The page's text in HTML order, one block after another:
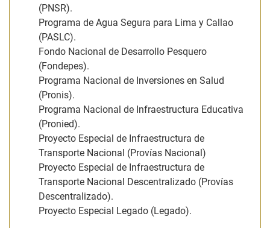
(PNSR).
Programa de Agua Segura para Lima y Callao
(PASLC).
Fondo Nacional de Desarrollo Pesquero
(Fondepes).
Programa Nacional de Inversiones en Salud
(Pronis).
Programa Nacional de Infraestructura Educativa
(Pronied).
Proyecto Especial de Infraestructura de
Transporte Nacional (Provías Nacional)
Proyecto Especial de Infraestructura de
Transporte Nacional Descentralizado (Provías
Descentralizado).
Proyecto Especial Legado (Legado).